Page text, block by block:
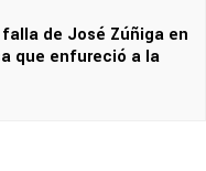
de José Zúñiga en
que enfureció a la